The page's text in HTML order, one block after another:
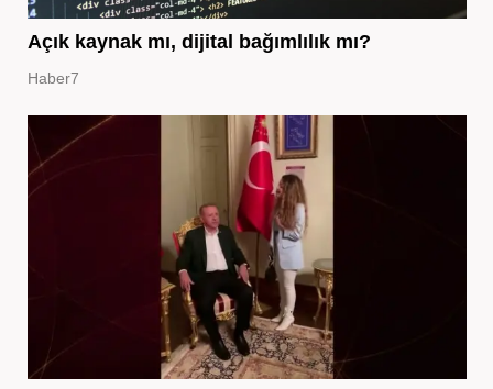
Açık kaynak mı, dijital bağımlılık mı?
Haber7